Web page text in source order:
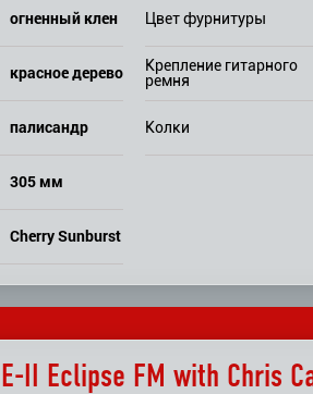
огненный клен
красное дерево
палисандр
305 мм
Cherry Sunburst
Цвет фурнитуры
Крепление гитарного
ремня
Колки
E-II Eclipse FM with Chris